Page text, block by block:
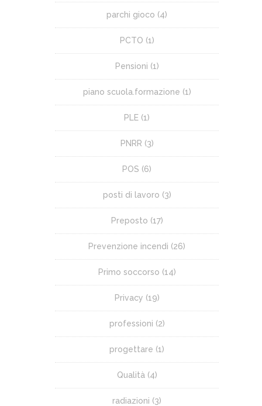
parchi gioco (4)
PCTO (1)
Pensioni (1)
piano scuola.formazione (1)
PLE (1)
PNRR (3)
POS (6)
posti di lavoro (3)
Preposto (17)
Prevenzione incendi (26)
Primo soccorso (14)
Privacy (19)
professioni (2)
progettare (1)
Qualità (4)
radiazioni (3)